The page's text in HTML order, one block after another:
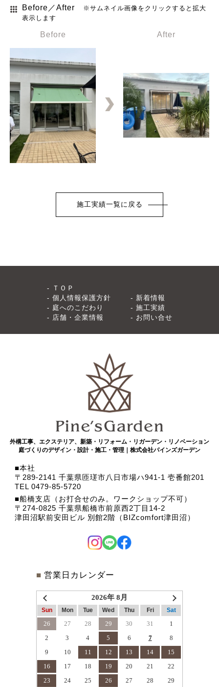
Before／After
※サムネイル画像をクリックすると拡大
表示します
施工実績一覧に戻る
ＴＯＰ
個人情報保護方針
新着情報
庭へのこだわり
施工実績
店舗・企業情報
お問い合せ
外構工事、エクステリア、新築・リフォーム・リガーデン・リノベーション
庭づくりのデザイン・設計・施工・管理｜株式会社パインズガーデン
本社
〒289-2141 千葉県匝瑳市八日市場ハ941-1 壱番館201
TEL 0479-85-5720
船橋支店（お打合せのみ。ワークショップ不可）
〒274-0825 千葉県船橋市前原西2丁目14-2
津田沼駅前安田ビル 別館2階（BIZcomfort津田沼）
■ 営業日カレンダー
2026年 8月
Sun Mon Tue Wed Thu Fri Sat
26 27 28 29 30 31
1
2
3 4 5 6 7
8
9
10 11 12 13 14
15
16
17 18 19 20 21
22
23
24 25 26 27 28
29